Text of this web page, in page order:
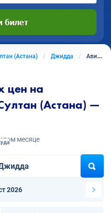
билет
(Астана) Джидда Авиабилеты из Нура-Султана (Астаны) в Джидду
цен на
(Астана) —
месяце
2026